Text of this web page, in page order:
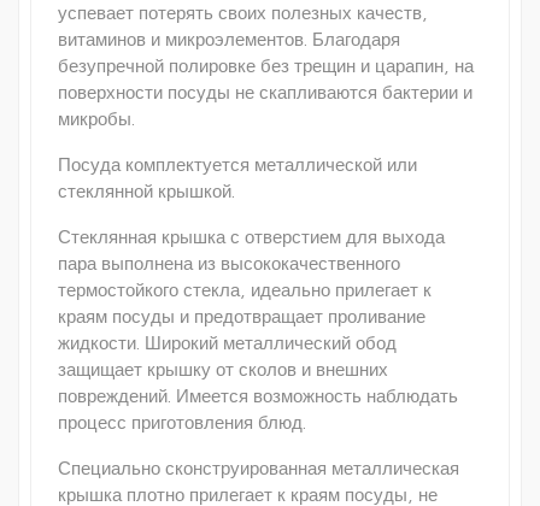
успевает потерять своих полезных качеств,
витаминов и микроэлементов. Благодаря
безупречной полировке без трещин и царапин, на
поверхности посуды не скапливаются бактерии и
микробы.
Посуда комплектуется металлической или
стеклянной крышкой.
Стеклянная крышка с отверстием для выхода
пара выполнена из высококачественного
термостойкого стекла, идеально прилегает к
краям посуды и предотвращает проливание
жидкости. Широкий металлический обод
защищает крышку от сколов и внешних
повреждений. Имеется возможность наблюдать
процесс приготовления блюд.
Специально сконструированная металлическая
крышка плотно прилегает к краям посуды, не